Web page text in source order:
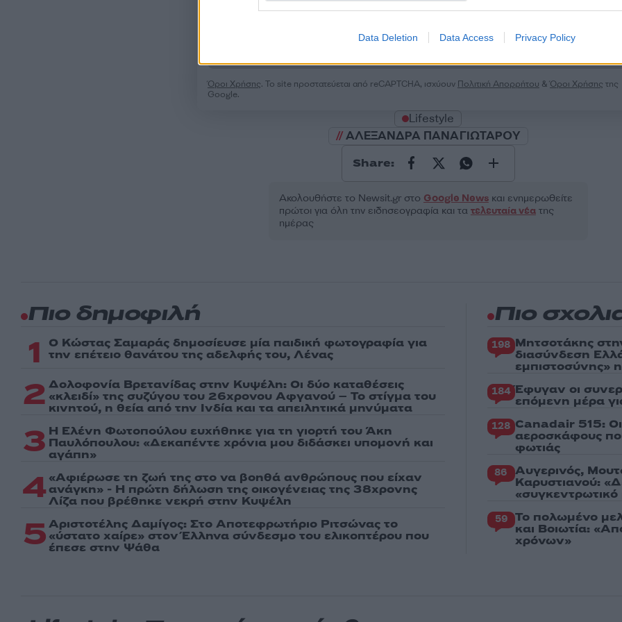
Data Deletion Data Access Privacy Policy
Όροι Χρήσης. Το site προστατεύεται από reCAPTCHA, ισχύουν Πολιτική Απορρήτου &Όροι Χρήσης της
Google.
Lifestyle
ΑΛΕΞΑΝΔΡΑ ΠΑΝΑΓΙΩΤΑΡΟΥ
Share:
Ακολουθήστε το Νewsit.gr στο Google Newsκαι ενημερωθείτε
πρώτοι για όλη την ειδησεογραφία και τα τελευταία νέατης
ημέρας
Πιο δημοφιλή
1 Ο Κώστας Σαμαράς δημοσίευσε μία παιδική φωτογραφία για
την επέτειο θανάτου της αδελφής του, Λένας
2 Δολοφονία Βρετανίδας στην Κυψέλη: Οι δύο καταθέσεις
«κλειδί» της συζύγου του 26χρονου Αφγανού – Το στίγμα του
κινητού, η θεία από την Ινδία και τα απειλητικά μηνύματα
3 Η Ελένη Φωτοπούλου ευχήθηκε για τη γιορτή του Άκη
Παυλόπουλου: «Δεκαπέντε χρόνια μου διδάσκει υπομονή και
αγάπη»
4 «Αφιέρωσε τη ζωή της στο να βοηθά ανθρώπους που είχαν
ανάγκη» - Η πρώτη δήλωση της οικογένειας της 38χρονης
Λίζα που βρέθηκε νεκρή στην Κυψέλη
5Αριστοτέλης Δαμίγος: Στο Αποτεφρωτήριο Ριτσώνας το
«ύστατο χαίρε» στον Έλληνα σύνδεσμο του ελικοπτέρου που
έπεσε στην Ψάθα
Πιο
198 Μητσοτάκης
διασύνδεση
εμπιστοσύνης»
184 Έφυγαν οι
επόμενη μέρα
128 Canadair 515:
αεροσκάφους
φωτιάς
86 Αυγερινός,
Καρυστιανού:
59 Το πολωμένο
και Βοιωτία:
χρόνων»